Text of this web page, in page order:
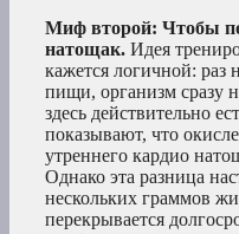
Миф второй: Чтобы
натощак. Идея
кажется логичной: раз
пищи, организм сразу
здесь действительно
показывают, что
утреннего кардио
Однако эта разница
нескольких граммов
перекрывается